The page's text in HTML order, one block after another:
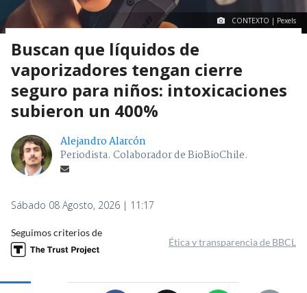
CONTEXTO | Pexels
Buscan que líquidos de
vaporizadores tengan cierre
seguro para niños: intoxicaciones
subieron un 400%
Alejandro Alarcón
Periodista. Colaborador de BioBioChile.
Sábado 08 Agosto, 2026 | 11:17
Seguimos criterios de
Ética y transparencia de BBCL